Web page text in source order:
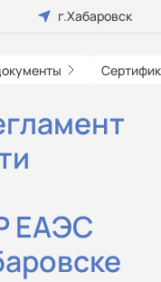
г.Хабаровск
ЕАЭС